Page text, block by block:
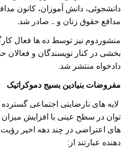
دانشجوئی، دانش آموزان، کانون
مدافع حقوق زنان و … صادر شد.
منشوردوم نیز توسط ده ها فعال
بخشی در کنار نویسندگان و فعالان
دادخواه منتشر شد.
مفروضات بنیادین بسیج دموکراتیک
لایه های نارضایتی اجتماعی
توان در سطح عینی با افزایش
های اعتراضی در چند دهه اخیر رؤیت
دهنده عبارتند از: